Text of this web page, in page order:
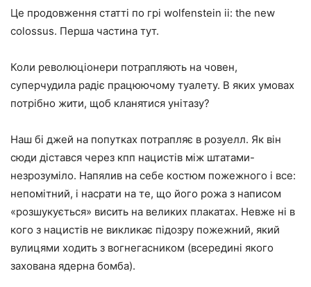
Це продовження статті по грі wolfenstein ii: the new
colossus. Перша частина тут.
Коли революціонери потрапляють на човен,
суперчудила радіє працюючому туалету. В яких умовах
потрібно жити, щоб кланятися унітазу?
Наш бі джей на попутках потрапляє в розуелл. Як він
сюди дістався через кпп нацистів між штатами-
незрозуміло. Напялив на себе костюм пожежного і все:
непомітний, і насрати на те, що його рожа з написом
«розшукується» висить на великих плакатах. Невже ні в
кого з нацистів не викликає підозру пожежний, який
вулицями ходить з вогнегасником (всередині якого
захована ядерна бомба).